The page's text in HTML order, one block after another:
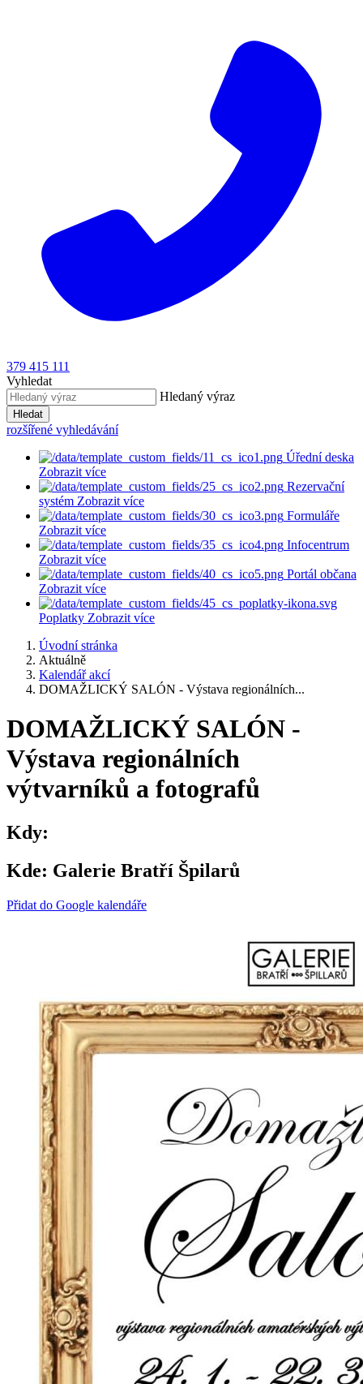
379 415 111
Vyhledat
Hledaný výraz
Hledat
rozšířené vyhledávání
Úřední deska
Zobrazit více
Rezervační
systém Zobrazit více
Formuláře
Zobrazit více
Infocentrum
Zobrazit více
Portál občana
Zobrazit více
Poplatky Zobrazit více
Úvodní stránka
Aktuálně
Kalendář akcí
DOMAŽLICKÝ SALÓN - Výstava regionálních...
DOMAŽLICKÝ SALÓN -
Výstava regionálních
výtvarníků a fotografů
Kdy:
Kde: Galerie Bratří Špilarů
Přidat do Google kalendáře